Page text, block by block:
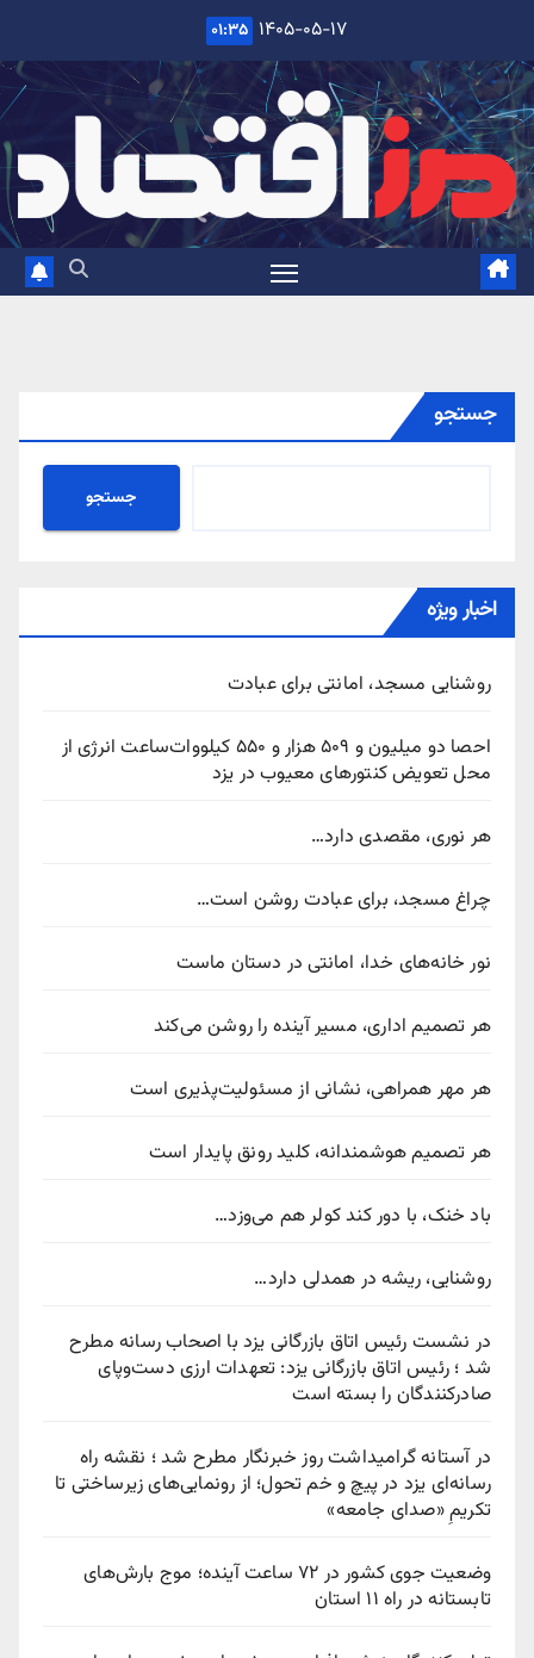
content
۱۴۰۵-۰۵-۱۷ ۰۱:۳۵
جستجو
جستجو
اخبار ویژه
روشنایی مسجد، امانتی برای عبادت
احصا دو میلیون و ۵۰۹ هزار و ۵۵۰ کیلووات‌ساعت انرژی از
محل تعویض کنتورهای معیوب در یزد
هر نوری، مقصدی دارد…
چراغ مسجد، برای عبادت روشن است…
نور خانه‌های خدا، امانتی در دستان ماست
هر تصمیم اداری، مسیر آینده را روشن می‌کند
هر مهر همراهی، نشانی از مسئولیت‌پذیری است
هر تصمیم هوشمندانه، کلید رونق پایدار است
باد خنک، با دور کند کولر هم می‌وزد…
روشنایی، ریشه در همدلی دارد…
در نشست رئیس اتاق بازرگانی یزد با اصحاب رسانه مطرح
شد ؛ رئیس اتاق بازرگانی یزد: تعهدات ارزی دست‌وپای
صادرکنندگان را بسته است
در آستانه گرامیداشت روز خبرنگار مطرح شد ؛ نقشه راه
رسانه‌ای یزد در پیچ‌ و خم تحول؛ از رونمایی‌های زیرساختی تا
تکریمِ «صدای جامعه»
وضعیت جوی کشور در ۷۲ ساعت آینده؛ موج بارش‌های
تابستانه در راه ۱۱ استان